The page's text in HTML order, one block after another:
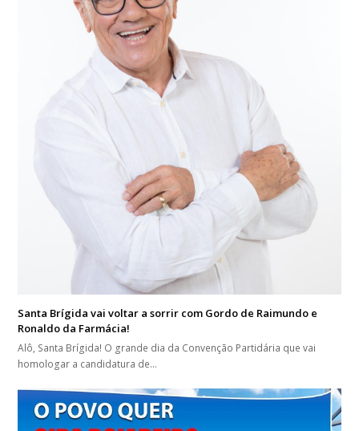
Santa Brígida vai voltar a sorrir com Gordo de Raimundo e
Ronaldo da Farmácia!
Alô, Santa Brígida! O grande dia da Convenção Partidária que vai
homologar a candidatura de…